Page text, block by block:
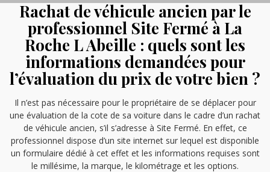
Rachat de véhicule ancien par le
professionnel Site Fermé à La
Roche L Abeille : quels sont les
informations demandées pour
l’évaluation du prix de votre bien ?
Il n’est pas nécessaire pour le propriétaire de se déplacer pour
une évaluation de la cote de sa voiture dans le cadre d’un rachat
de véhicule ancien, s’il s’adresse à Site Fermé. En effet, ce
professionnel dispose d’un site internet sur lequel est disponible
un formulaire dédié à cet effet et les informations requises sont
le millésime, la marque, le kilométrage et les options.